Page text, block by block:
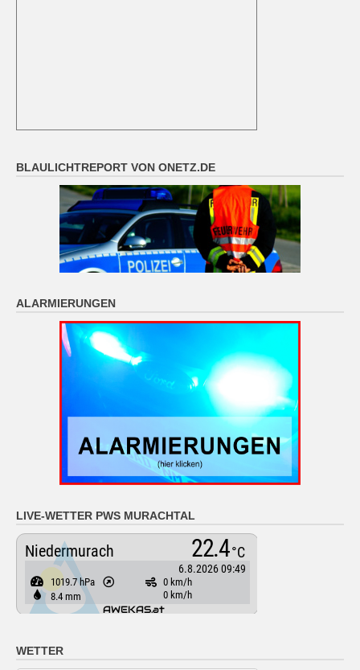
BLAULICHTREPORT VON ONETZ.DE
ALARMIERUNGEN
LIVE-WETTER PWS MURACHTAL
WETTER